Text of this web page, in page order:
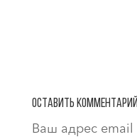
Оставить комментарий
Ваш адрес email